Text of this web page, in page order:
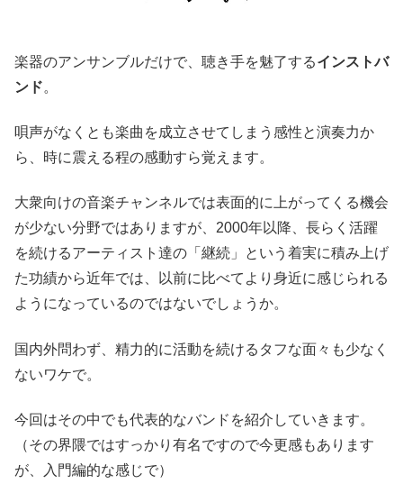
楽器のアンサンブルだけで、聴き手を魅了するインストバ
ンド。
唄声がなくとも楽曲を成立させてしまう感性と演奏力か
ら、時に震える程の感動すら覚えます。
大衆向けの音楽チャンネルでは表面的に上がってくる機会
が少ない分野ではありますが、2000年以降、長らく活躍
を続けるアーティスト達の「継続」という着実に積み上げ
た功績から近年では、以前に比べてより身近に感じられる
ようになっているのではないでしょうか。
国内外問わず、精力的に活動を続けるタフな面々も少なく
ないワケで。
今回はその中でも代表的なバンドを紹介していきます。
（その界隈ではすっかり有名ですので今更感もあります
が、入門編的な感じで）